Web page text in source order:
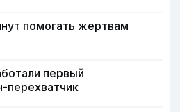
помогать жертвам
первый
перехватчик